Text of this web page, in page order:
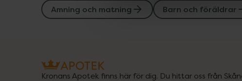
Amning och matning Barn och föräldrar
Kronans Apotek finns här för dig. Du hittar oss från